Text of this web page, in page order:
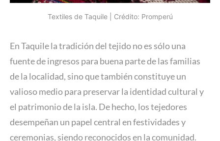
Textiles de Taquile | Crédito: Promperú
En Taquile la tradición del tejido no es sólo una
fuente de ingresos para buena parte de las familias
de la localidad, sino que también constituye un
valioso medio para preservar la identidad cultural y
el patrimonio de la isla. De hecho, los tejedores
desempeñan un papel central en festividades y
ceremonias, siendo reconocidos en la comunidad.